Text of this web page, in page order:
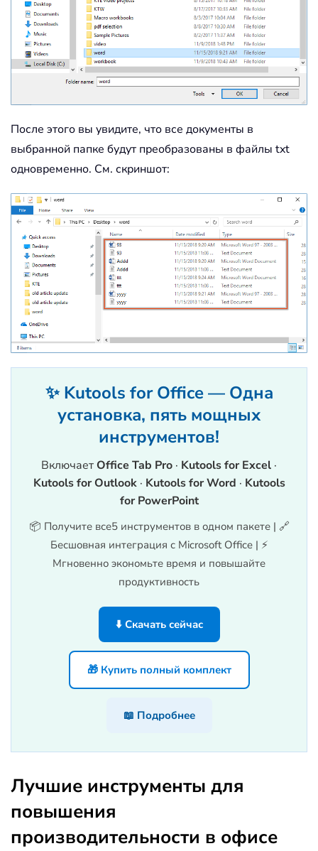
После этого вы увидите, что все документы в
выбранной папке будут преобразованы в файлы txt
одновременно. См. скриншот:
✨ Kutools for Office — Одна
установка, пять мощных
инструментов!
ВключаетOffice Tab Pro · Kutools for Excel ·
Kutools for Outlook· Kutools for Word · Kutools
for PowerPoint
📦 Получите все5 инструментов в одном пакете | 🔗
Бесшовная интеграция с Microsoft Office | ⚡
Мгновенно экономьте время и повышайте
продуктивность
⬇️ Скачать сейчас
🎁 Купить полный комплект
📖 Подробнее
Лучшие инструменты для
повышения
производительности в офисе